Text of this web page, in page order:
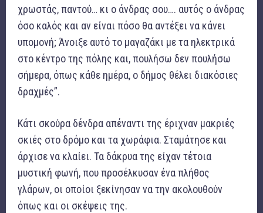
χρωστάς, παντού… κι ο άνδρας σου…. αυτός ο άνδρας
όσο καλός και αν είναι πόσο θα αντέξει να κάνει
υπομονή; Άνοιξε αυτό το μαγαζάκι με τα ηλεκτρικά
στο κέντρο της πόλης και, πουλήσω δεν πουλήσω
σήμερα, όπως κάθε ημέρα, ο δήμος θέλει διακόσιες
δραχμές”.
Κάτι σκούρα δένδρα απέναντι της έριχναν μακριές
σκιές στο δρόμο και τα χωράφια. Σταμάτησε και
άρχισε να κλαίει. Τα δάκρυα της είχαν τέτοια
μυστική φωνή, που προσέλκυσαν ένα πλήθος
γλάρων, οι οποίοι ξεκίνησαν να την ακολουθούν
όπως και οι σκέψεις της.